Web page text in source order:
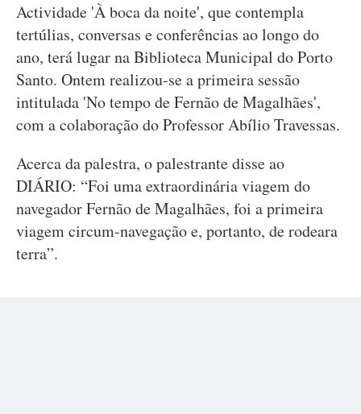
Actividade 'À boca da noite', que contempla
tertúlias, conversas e conferências ao longo do
ano, terá lugar na Biblioteca Municipal do Porto
Santo. Ontem realizou-se a primeira sessão
intitulada 'No tempo de Fernão de Magalhães',
com a colaboração do Professor Abílio Travessas.
Acerca da palestra, o palestrante disse ao
DIÁRIO: “Foi uma extraordinária viagem do
navegador Fernão de Magalhães, foi a primeira
viagem circum-navegação e, portanto, de rodeara
terra”.